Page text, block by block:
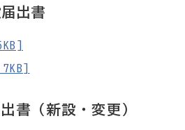
出書
書（新設・変更）